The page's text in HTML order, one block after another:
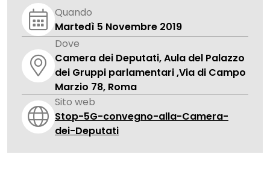
Quando
Martedì 5 Novembre 2019
Dove
Camera dei Deputati, Aula del Palazzo
dei Gruppi parlamentari ,Via di Campo
Marzio 78, Roma
Sito web
Stop-5G-convegno-alla-Camera-
dei-Deputati